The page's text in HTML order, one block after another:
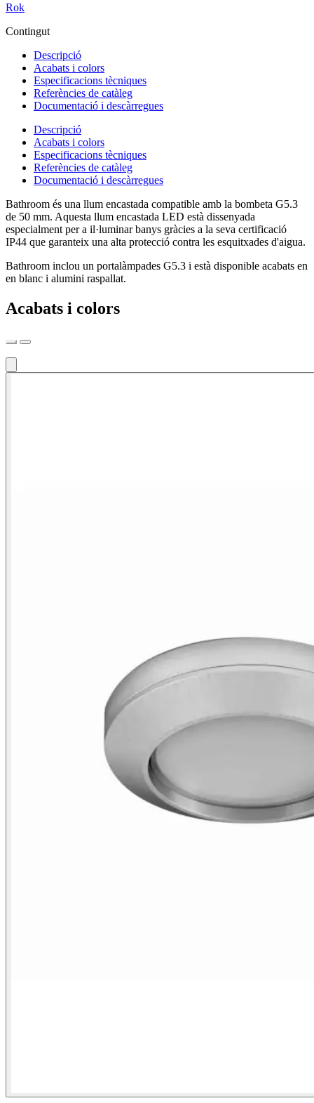
Rok
Contingut
Descripció
Acabats i colors
Especificacions tècniques
Referències de catàleg
Documentació i descàrregues
Descripció
Acabats i colors
Especificacions tècniques
Referències de catàleg
Documentació i descàrregues
Bathroom és una llum encastada compatible amb la bombeta G5.3
de 50 mm. Aquesta llum encastada LED està dissenyada
especialment per a il·luminar banys gràcies a la seva certificació
IP44 que garanteix una alta protecció contra les esquitxades d'aigua.
Bathroom inclou un portalàmpades G5.3 i està disponible acabats en
en blanc i alumini raspallat.
Acabats i colors